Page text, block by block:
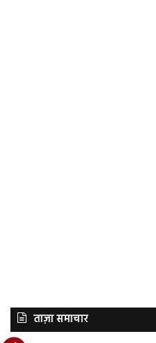
ताज़ा समाचार